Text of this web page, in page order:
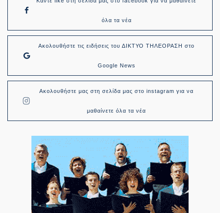
όλα τα νέα
Ακολουθήστε τις ειδήσεις του ΔΙΚΤΥΟ ΤΗΛΕΟΡΑΣΗ στο
Google News
Ακολουθήστε μας στη σελίδα μας στο instagram για να
μαθαίνετε όλα τα νέα